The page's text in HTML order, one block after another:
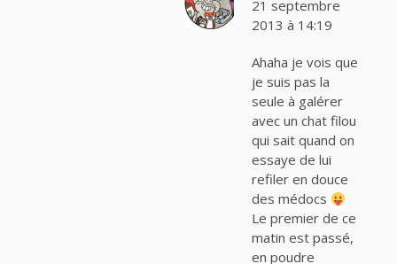
21 septembre
2013 à 14:19
Ahaha je vois que
je suis pas la
seule à galérer
avec un chat filou
qui sait quand on
essaye de lui
refiler en douce
des médocs
Le premier de ce
matin est passé,
en poudre